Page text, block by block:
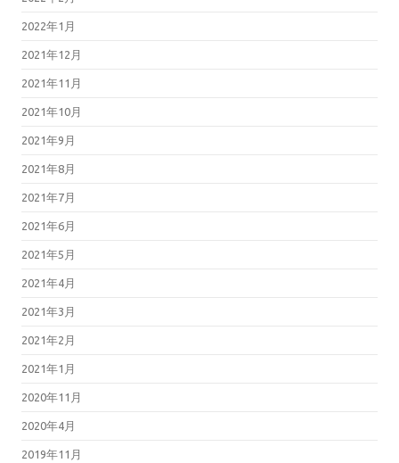
2022年1月
2021年12月
2021年11月
2021年10月
2021年9月
2021年8月
2021年7月
2021年6月
2021年5月
2021年4月
2021年3月
2021年2月
2021年1月
2020年11月
2020年4月
2019年11月